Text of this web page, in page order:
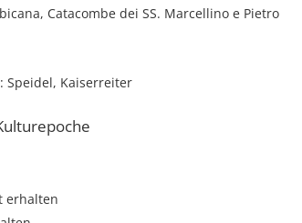
Catacombe dei SS. Marcellino e Pietro
Speidel, Kaiserreiter
erhalten